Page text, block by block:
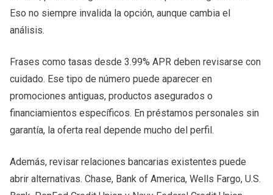
Eso no siempre invalida la opción, aunque cambia el
análisis.
Frases como tasas desde 3.99% APR deben revisarse con
cuidado. Ese tipo de número puede aparecer en
promociones antiguas, productos asegurados o
financiamientos específicos. En préstamos personales sin
garantía, la oferta real depende mucho del perfil.
Además, revisar relaciones bancarias existentes puede
abrir alternativas. Chase, Bank of America, Wells Fargo, U.S.